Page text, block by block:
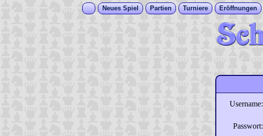
Neues Spiel Partien Turniere Eröffnungen
Username:
Passwort: